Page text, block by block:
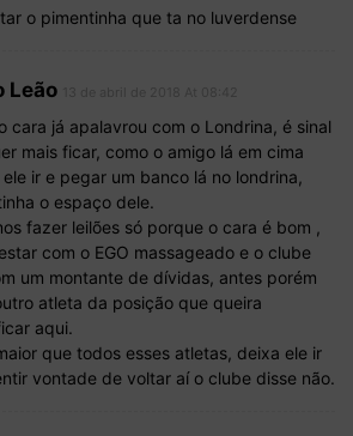
o pimentinha que ta no luverdense
Leão
cara já apalavrou com o Londrina, é sinal
mais ficar, como o amigo lá em cima
ir e pegar um banco lá no londrina,
o espaço dele.
fazer leilões só porque o cara é bom ,
com o EGO massageado e o clube
um montante de dívidas, antes porém
atleta da posição que queira
aqui.
que todos esses atletas, deixa ele ir
vontade de voltar aí o clube disse não.